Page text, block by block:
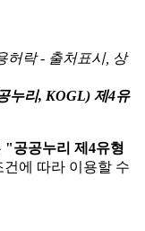
누리, KOGL) 제4유
"공공누리 제4유형
건에 따라 이용할 수